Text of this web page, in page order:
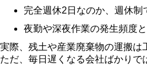
完全週休2日なのか、週休制
夜勤や深夜作業の発生頻度
実際、残土や産業廃棄物の運搬は
ただ、毎日遅くなる会社ばかりで